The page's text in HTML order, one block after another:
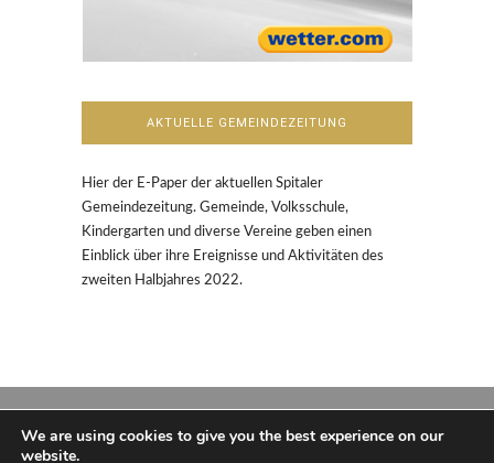
AKTUELLE GEMEINDEZEITUNG
Hier der E-Paper der aktuellen Spitaler
Gemeindezeitung. Gemeinde, Volksschule,
Kindergarten und diverse Vereine geben einen
Einblick über ihre Ereignisse und Aktivitäten des
zweiten Halbjahres 2022.
We are using cookies to give you the best experience on our
website.